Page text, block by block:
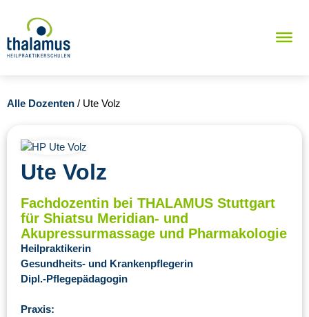
Alle Dozenten / Ute Volz
Ute Volz
Fachdozentin bei THALAMUS Stuttgart
für Shiatsu Meridian- und
Akupressurmassage und Pharmakologie
Heilpraktikerin
Gesundheits- und Krankenpflegerin
Dipl.-Pflegepädagogin
Praxis: